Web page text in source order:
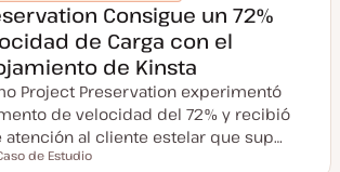
Consigue un 72%
de Carga con el
de Kinsta
Project Preservation experimentó
de velocidad del 72% y recibió
al cliente estelar que sup…
de Estudio